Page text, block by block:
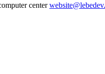
center